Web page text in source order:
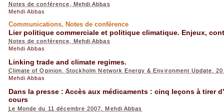
Notes de conférence, Mehdi Abbas
Mehdi Abbas
Communications, Notes de conférence
Lier politique commerciale et politique climatique. Enjeux,
Notes de conférence, Mehdi Abbas
Mehdi Abbas
Linking trade and climate regimes.
Climate of Opinion. Stockholm Network Energy & Environment Update,
Mehdi Abbas
Dans la presse : Accès aux médicaments : cinq leçons à tirer
cours
Le Monde du 11 décembre 2007, Mehdi Abbas